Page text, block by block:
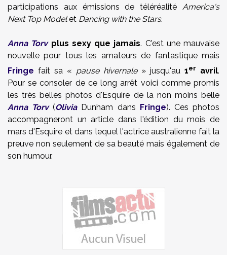
participations aux émissions de téléréalité America's
Next Top Modelet Dancing with the Stars.
Anna Torvplus sexy que jamais. C'est une mauvaise
nouvelle pour tous les amateurs de fantastique mais
Fringe fait sa « pause hivernale» jusqu'au 1er avril.
Pour se consoler de ce long arrêt voici comme promis
les très belles photos d'Esquire de la non moins belle
Anna Torv(OliviaDunham dans Fringe). Ces photos
accompagneront un article dans l'édition du mois de
mars d'Esquire et dans lequel l'actrice australienne fait la
preuve non seulement de sa beauté mais également de
son humour.